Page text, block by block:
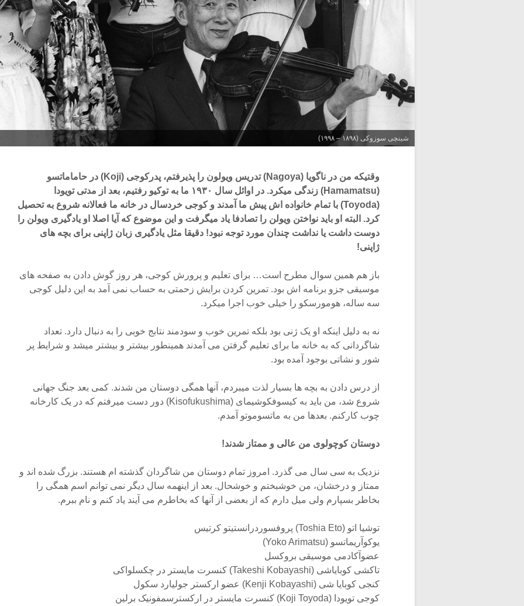
شینچی سوزوکی (۱۸۹۸ – ۱۹۹۸)
وقتیکه من در ناگویا (Nagoya) تدریس ویولون را پذیرفتم، پدرکوجی (Koji) در حاماماتسو
(Hamamatsu) زندگی میکرد. در اوائل سال ۱۹۳۰ ما به توکیو رفتیم، بعد از مدتی تویودا
(Toyoda) با تمام خانواده اش پیش ما آمدند و کوجی خردسال در خانه ما فعالانه شروع به تحصیل
کرد. البته او باید نواختن ویولن را تصادفا یاد میگرفت و این موضوع که آیا اصلا او یادگیری ویولن را
دوست داشت یا نداشت چندان مورد توجه نبود! دقیقا مثل یادگیری زبان ژاپنی برای بچه های
ژاپنی!
باز هم همین سوال مطرح است… برای تعلیم و پرورش کوجی، هر روز گوش دادن به صفحه های
موسیقی جزو برنامه اش بود. تمرین کردن برایش زحمتی به حساب نمی آمد به این دلیل کوجی
سه ساله، هومورسکو را خیلی خوب اجرا میکرد.
نه به دلیل اینکه او یک ژنی بود بلکه تمرین خوب و سودمند نتابج خوبی را به دنبال دارد. تعداد
شاگردانی که به خانه ما برای تعلیم گرفتن می آمدند همینطور بیشتر و بیشتر میشد و شرایط پر
شور و نشاتی بوجود آمده بود.
از درس دادن به بچه ها بسیار لذت میبردم، آنها همگی دوستان من شدند. کمی بعد جنگ جهانی
شروع شد، من باید به کیسوفکوشیمای (Kisofukushima) دور دست میرفتم که در یک کارخانه
چوب کارکنم. بعدها من به ماتسوموتو آمدم.
دوستان کوچولوی من عالی و ممتاز شدند!
نزدیک به سی سال می گذرد. امروز تمام دوستان من شاگردان گذشته ام هستند. بزرگ شده اند و
ممتاز و درخشان، من خوشبختم و خوشحال. بعد از اینهمه سال دیگر نمی توانم اسم همگی را
بخاطر بسپارم ولی میل دارم که از بعضی از آنها که بخاطرم می آیند یاد کنم و نام ببرم.
توشیا اتو (Toshia Eto) پروفسوردرانستیتو کرتیس
یوکوآریماتسو (Yoko Arimatsu)
عضوآکادمی موسیقی بروکسل
تاکشی کوبایاشی (Takeshi Kobayashi) کنسرت مایستر در چکسلواکی
کنجی کوبایا شی (Kenji Kobayashi) عضو ارکستر جولیارد سکول
کوجی تویودا (Koji Toyoda) کنسرت مایستر در ارکسترسمفونیک برلین